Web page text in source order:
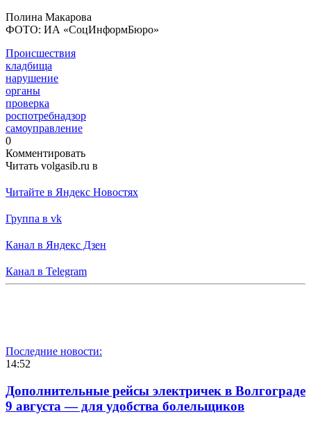
Полина Макарова
ФОТО: ИА «СоцИнформБюро»
Происшествия
кладбища
нарушение
органы
проверка
роспотребнадзор
самоуправление
0
Комментировать
Читать volgasib.ru в
Читайте в Яндекс Новостях
Группа в vk
Канал в Яндекс Дзен
Канал в Telegram
Последние новости:
14:52
Дополнительные рейсы электричек в Волгограде
9 августа — для удобства болельщиков